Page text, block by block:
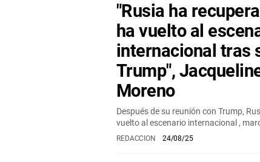
"Rusia ha
ha vuelto al
internacional tras
Trump",
Moreno
Después de su reunión con Trump,
vuelto al escenario internacional ,
REDACCION 24/08/25